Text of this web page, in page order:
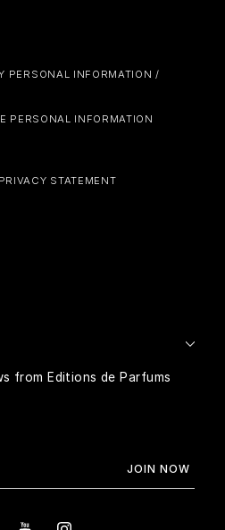
PERSONAL INFORMATION /
PERSONAL INFORMATION
STATEMENT
from Editions de Parfums